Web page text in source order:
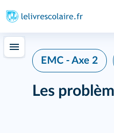
EMC - Axe 2
Les